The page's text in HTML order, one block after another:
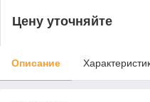
Цену уточняйте
Описание